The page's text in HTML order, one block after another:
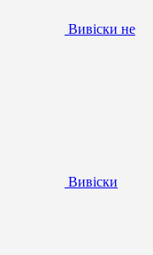
Вивіски не
Вивіски